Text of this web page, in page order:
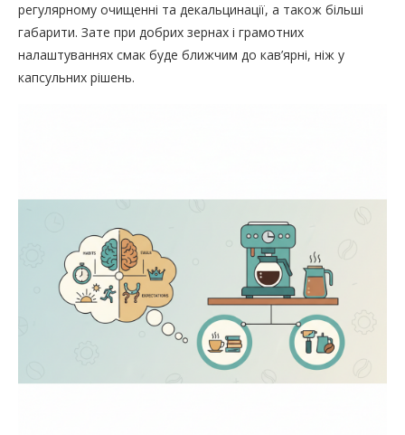
регулярному очищенні та декальцинації, а також більші
габарити. Зате при добрих зернах і грамотних
налаштуваннях смак буде ближчим до кав’ярні, ніж у
капсульних рішень.